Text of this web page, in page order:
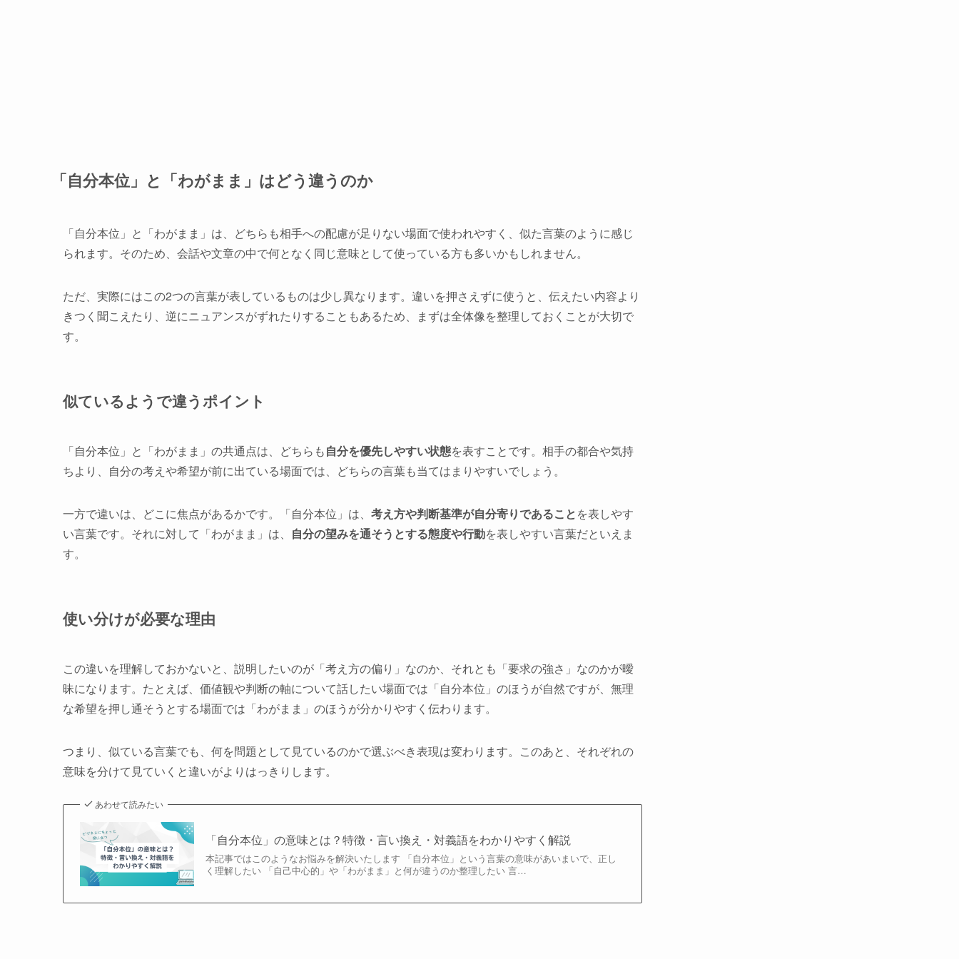
「自分本位」と「わがまま」はどう違うのか
「自分本位」と「わがまま」は、どちらも相手への配慮が足りない場面で使われやすく、似た言葉のように感じ
られます。そのため、会話や文章の中で何となく同じ意味として使っている方も多いかもしれません。
ただ、実際にはこの2つの言葉が表しているものは少し異なります。違いを押さえずに使うと、伝えたい内容より
きつく聞こえたり、逆にニュアンスがずれたりすることもあるため、まずは全体像を整理しておくことが大切で
す。
似ているようで違うポイント
「自分本位」と「わがまま」の共通点は、どちらも自分を優先しやすい状態を表すことです。相手の都合や気持
ちより、自分の考えや希望が前に出ている場面では、どちらの言葉も当てはまりやすいでしょう。
一方で違いは、どこに焦点があるかです。「自分本位」は、 考え方や判断基準が自分寄りであることを表しやす
い言葉です。それに対して「わがまま」は、 自分の望みを通そうとする態度や行動を表しやすい言葉だといえま
す。
使い分けが必要な理由
この違いを理解しておかないと、説明したいのが「考え方の偏り」なのか、それとも「要求の強さ」なのかが曖
昧になります。たとえば、価値観や判断の軸について話したい場面では「自分本位」のほうが自然ですが、無理
な希望を押し通そうとする場面では「わがまま」のほうが分かりやすく伝わります。
つまり、似ている言葉でも、何を問題として見ているのかで選ぶべき表現は変わります。このあと、それぞれの
意味を分けて見ていくと違いがよりはっきりします。
あわせて読みたい
「自分本位」の意味とは？特徴・言い換え・対義語をわかりやすく解説
本記事ではこのようなお悩みを解決いたします 「自分本位」という言葉の意味があいまいで、正し
く理解したい 「自己中心的」や「わがまま」と何が違うのか整理したい 言…